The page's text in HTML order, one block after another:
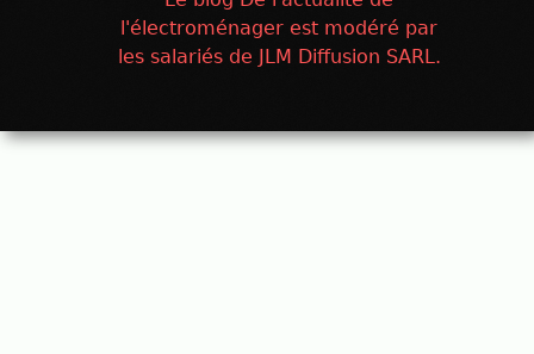
l'électroménager est modéré par
les salariés de JLM Diffusion SARL.